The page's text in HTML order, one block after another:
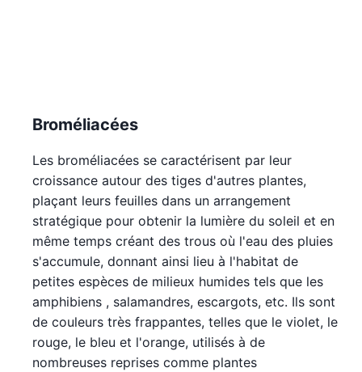
Broméliacées
Les broméliacées se caractérisent par leur
croissance autour des tiges d'autres plantes,
plaçant leurs feuilles dans un arrangement
stratégique pour obtenir la lumière du soleil et en
même temps créant des trous où l'eau des pluies
s'accumule, donnant ainsi lieu à l'habitat de
petites espèces de milieux humides tels que les
amphibiens , salamandres, escargots, etc. Ils sont
de couleurs très frappantes, telles que le violet, le
rouge, le bleu et l'orange, utilisés à de
nombreuses reprises comme plantes